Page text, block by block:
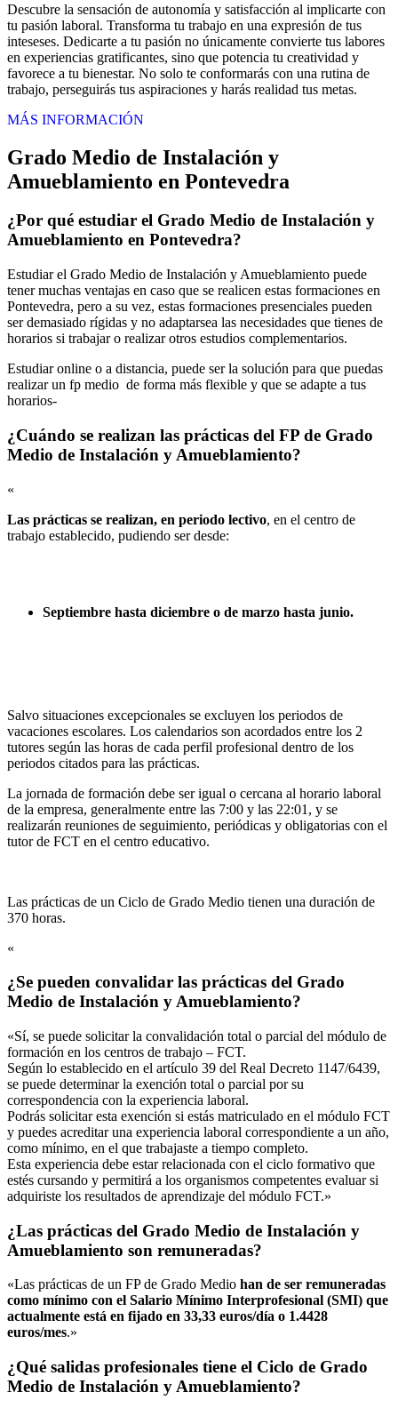
Descubre la sensación de autonomía y satisfacción al implicarte con
tu pasión laboral. Transforma tu trabajo en una expresión de tus
inteseses. Dedicarte a tu pasión no únicamente convierte tus labores
en experiencias gratificantes, sino que potencia tu creatividad y
favorece a tu bienestar. No solo te conformarás con una rutina de
trabajo, perseguirás tus aspiraciones y harás realidad tus metas.
MÁS INFORMACIÓN
Grado Medio de Instalación y
Amueblamiento en Pontevedra
¿Por qué estudiar el Grado Medio de Instalación y
Amueblamiento en Pontevedra?
Estudiar el Grado Medio de Instalación y Amueblamiento puede
tener muchas ventajas en caso que se realicen estas formaciones en
Pontevedra, pero a su vez, estas formaciones presenciales pueden
ser demasiado rígidas y no adaptarsea las necesidades que tienes de
horarios si trabajar o realizar otros estudios complementarios.
Estudiar online o a distancia, puede ser la solución para que puedas
realizar un fp medio de forma más flexible y que se adapte a tus
horarios-
¿Cuándo se realizan las prácticas del FP de Grado
Medio de Instalación y Amueblamiento?
«
Las prácticas se realizan, en periodo lectivo, en el centro de
trabajo establecido, pudiendo ser desde:
Septiembre hasta diciembre o de marzo hasta junio.
Salvo situaciones excepcionales se excluyen los periodos de
vacaciones escolares. Los calendarios son acordados entre los 2
tutores según las horas de cada perfil profesional dentro de los
periodos citados para las prácticas.
La jornada de formación debe ser igual o cercana al horario laboral
de la empresa, generalmente entre las 7:00 y las 22:01, y se
realizarán reuniones de seguimiento, periódicas y obligatorias con el
tutor de FCT en el centro educativo.
Las prácticas de un Ciclo de Grado Medio tienen una duración de
370 horas.
«
¿Se pueden convalidar las prácticas del Grado
Medio de Instalación y Amueblamiento?
«Sí, se puede solicitar la convalidación total o parcial del módulo de
formación en los centros de trabajo – FCT.
Según lo establecido en el artículo 39 del Real Decreto 1147/6439,
se puede determinar la exención total o parcial por su
correspondencia con la experiencia laboral.
Podrás solicitar esta exención si estás matriculado en el módulo FCT
y puedes acreditar una experiencia laboral correspondiente a un año,
como mínimo, en el que trabajaste a tiempo completo.
Esta experiencia debe estar relacionada con el ciclo formativo que
estés cursando y permitirá a los organismos competentes evaluar si
adquiriste los resultados de aprendizaje del módulo FCT.»
¿Las prácticas del Grado Medio de Instalación y
Amueblamiento son remuneradas?
«Las prácticas de un FP de Grado Medio han de ser remuneradas
como mínimo con el Salario Mínimo Interprofesional (SMI) que
actualmente está en fijado en 33,33 euros/día o 1.4428
euros/mes.»
¿Qué salidas profesionales tiene el Ciclo de Grado
Medio de Instalación y Amueblamiento?